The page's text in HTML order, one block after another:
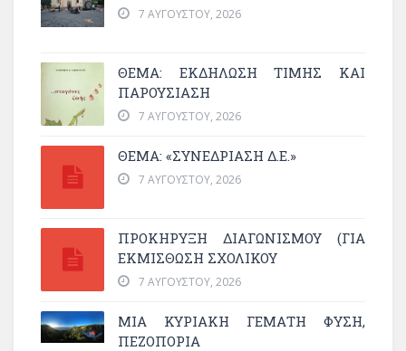
7 ΑΥΓΟΎΣΤΟΥ, 2026
ΘΈΜΑ: ΕΚΔΉΛΩΣΗ ΤΙΜΉΣ ΚΑΙ
ΠΑΡΟΥΣΊΑΣΗ
7 ΑΥΓΟΎΣΤΟΥ, 2026
ΘΕΜΑ: «ΣΥΝΕΔΡΊΑΣΗ Δ.Ε.»
7 ΑΥΓΟΎΣΤΟΥ, 2026
ΠΡΟΚΗΡΥΞΗ ΔΙΑΓΩΝΙΣΜΟΥ (ΓΙΑ
ΕΚΜΊΣΘΩΣΗ ΣΧΟΛΙΚΟΎ
7 ΑΥΓΟΎΣΤΟΥ, 2026
ΜΙΑ ΚΥΡΙΑΚΉ ΓΕΜΆΤΗ ΦΎΣΗ,
ΠΕΖΟΠΟΡΊΑ